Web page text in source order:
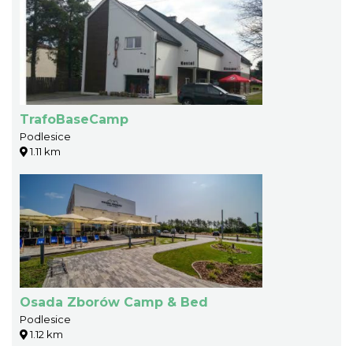
TrafoBaseCamp
Podlesice
1.11 km
Osada Zborów Camp & Bed
Podlesice
1.12 km